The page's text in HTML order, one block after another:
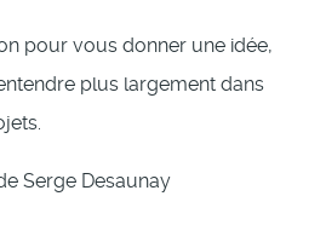
pour vous donner une idée,
plus largement dans
Serge Desaunay